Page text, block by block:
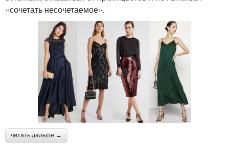
«сочетать несочетаемое».
читать дальше →